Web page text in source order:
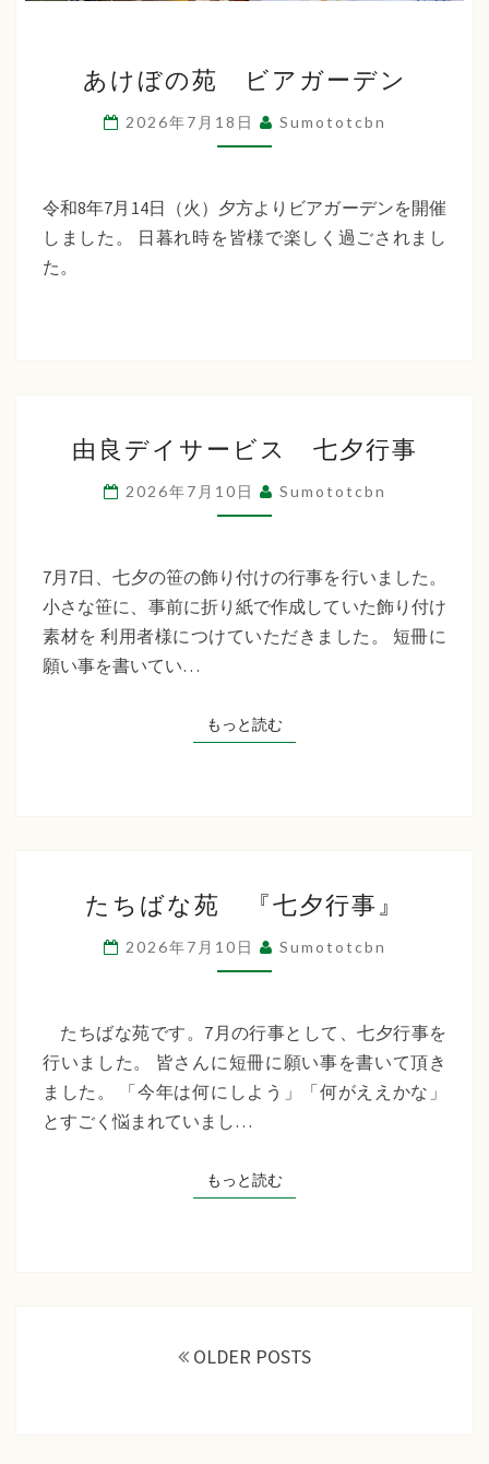
け
ぼ
の
ビ
ア
あけぼの苑 ビアガーデン
2026年7月18日 Sumototcbn
令和8年7月14日（火）夕方よりビアガーデンを開催
しました。 日暮れ時を皆様で楽しく過ごされまし
た。
良
デ
イ
ー
ビ
ス
行
事
由良デイサービス 七夕行事
2026年7月10日 Sumototcbn
7月7日、七夕の笹の飾り付けの行事を行いました。
小さな笹に、事前に折り紙で作成していた飾り付け
素材を 利用者様につけていただきました。 短冊に
願い事を書いてい…
もっと読むもっと読む
ち
ば
な
『七
夕
行
たちばな苑 『七夕行事』
2026年7月10日 Sumototcbn
たちばな苑です。7月の行事として、七夕行事を
行いました。 皆さんに短冊に願い事を書いて頂き
ました。 「今年は何にしよう」「何がええかな」
とすごく悩まれていまし…
もっと読むもっと読む
OLDER POSTS